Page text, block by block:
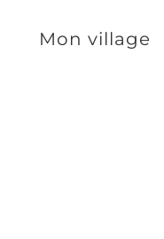
Mon village